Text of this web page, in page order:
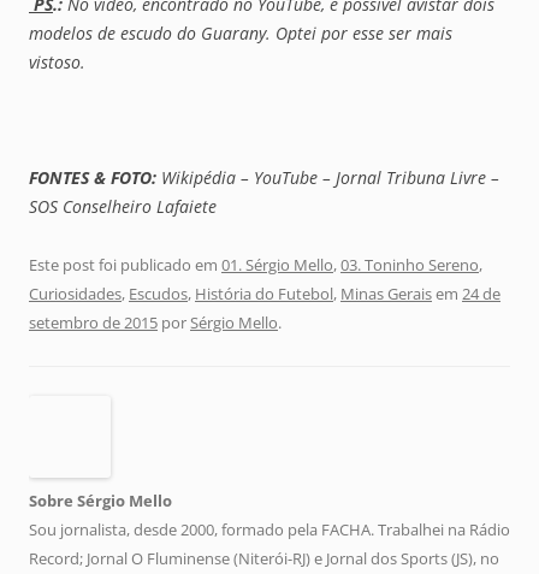
modelos de escudo do Guarany. Optei por esse ser mais
vistoso.
FONTES & FOTO: Wikipédia – YouTube – Jornal Tribuna Livre –
SOS Conselheiro Lafaiete
Este post foi publicado em 01. Sérgio Mello,03. Toninho Sereno,
Curiosidades, Escudos, História do Futebol, Minas Geraisem 24 de
setembro de 2015 porSérgio Mello.
Sobre Sérgio Mello
Sou jornalista, desde 2000, formado pela FACHA. Trabalhei na Rádio
Record; Jornal O Fluminense (Niterói-RJ) e Jornal dos Sports (JS), no